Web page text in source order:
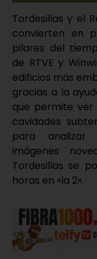
Tordesillas y el
convierten en
pilares del
de RTVE y
edificios más
gracias a la
que permite
cavidades
para analizar
imágenes
Tordesillas se
horas en «la 2».